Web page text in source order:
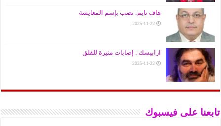
هاف تايم: نصب بإسم المعايشة
2025-11-22
ارابيسك : إصابات مثيرة للقلق
2025-11-22
تابعنا على فيسبوك